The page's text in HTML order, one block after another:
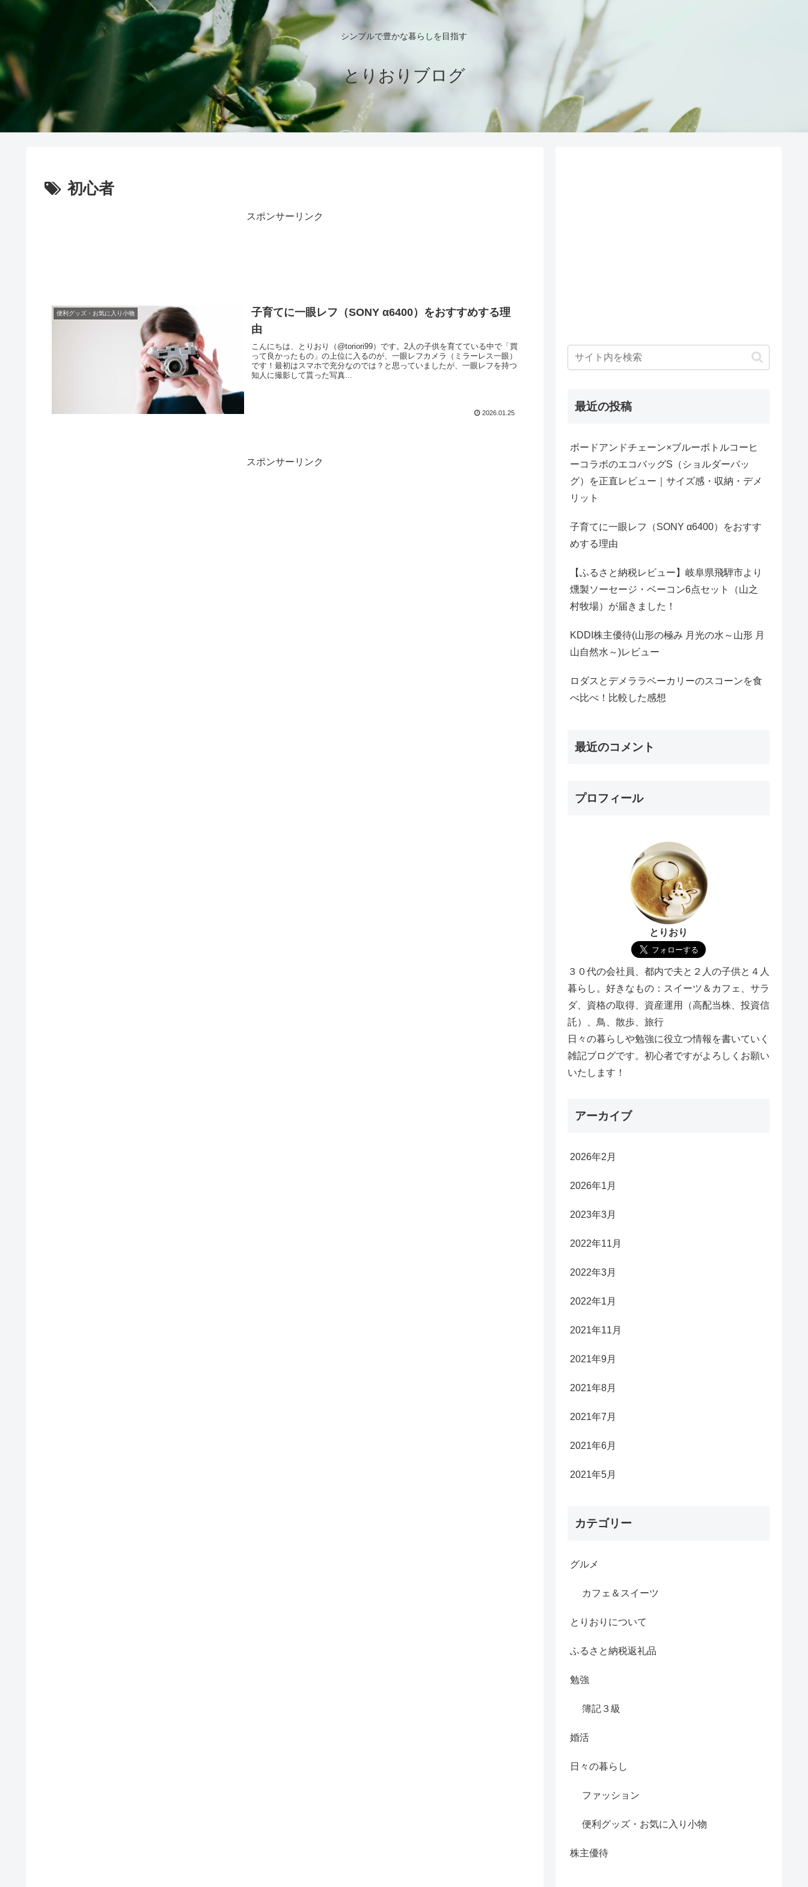
シンプルで豊かな暮らしを目指す
とりおりブログ
初心者
スポンサーリンク
便利グッズ・お気に入り小物
子育てに一眼レフ（SONY α6400）をおすすめする理
由
こんにちは、とりおり（@toriori99）です。2人の子供を育てている中で「買
って良かったもの」の上位に入るのが、一眼レフカメラ（ミラーレス一眼）
です！最初はスマホで充分なのでは？と思っていましたが、一眼レフを持つ
知人に撮影して貰った写真...
2026.01.25
スポンサーリンク
最近の投稿
ボードアンドチェーン×ブルーボトルコーヒ
ーコラボのエコバッグS（ショルダーバッ
グ）を正直レビュー｜サイズ感・収納・デメ
リット
子育てに一眼レフ（SONY α6400）をおすす
めする理由
【ふるさと納税レビュー】岐阜県飛騨市より
燻製ソーセージ・ベーコン6点セット（山之
村牧場）が届きました！
KDDI株主優待(山形の極み 月光の水～山形 月
山自然水～)レビュー
ロダスとデメララベーカリーのスコーンを食
べ比べ！比較した感想
最近のコメント
プロフィール
とりおり
３０代の会社員、都内で夫と２人の子供と４人
暮らし。好きなもの：スイーツ＆カフェ、サラ
ダ、資格の取得、資産運用（高配当株、投資信
託）、鳥、散歩、旅行
日々の暮らしや勉強に役立つ情報を書いていく
雑記ブログです。初心者ですがよろしくお願い
いたします！
アーカイブ
2026年2月
2026年1月
2023年3月
2022年11月
2022年3月
2022年1月
2021年11月
2021年9月
2021年8月
2021年7月
2021年6月
2021年5月
カテゴリー
グルメ
カフェ＆スイーツ
とりおりについて
ふるさと納税返礼品
勉強
簿記３級
婚活
日々の暮らし
ファッション
便利グッズ・お気に入り小物
株主優待